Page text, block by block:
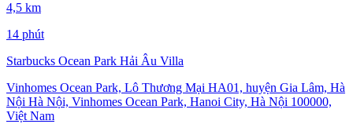
4,5 km
14 phút
Starbucks Ocean Park Hải Âu Villa
Vinhomes Ocean Park, Lô Thương Mại HA01, huyện Gia Lâm, Hà
Nội Hà Nội, Vinhomes Ocean Park, Hanoi City, Hà Nội 100000,
Việt Nam